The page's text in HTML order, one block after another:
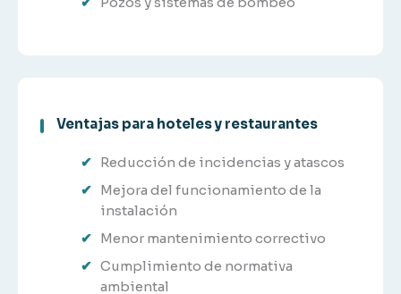
Ventajas para hoteles y restaurantes
Reducción de incidencias y atascos
Mejora del funcionamiento de la
instalación
Menor mantenimiento correctivo
Cumplimiento de normativa
ambiental